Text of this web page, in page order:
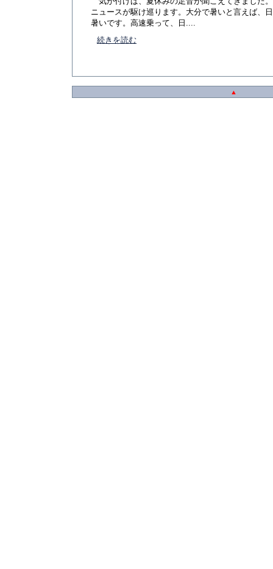
ニュースが駆け巡ります。大分で暑いと言えば、
暑いです。高速乗って、日....
続きを読む
▲